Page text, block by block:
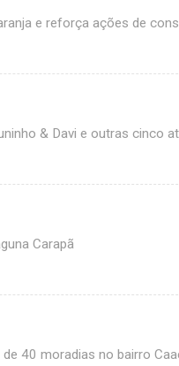
e reforça ações de
& Davi e outras cinco
Carapã
40 moradias no bairro